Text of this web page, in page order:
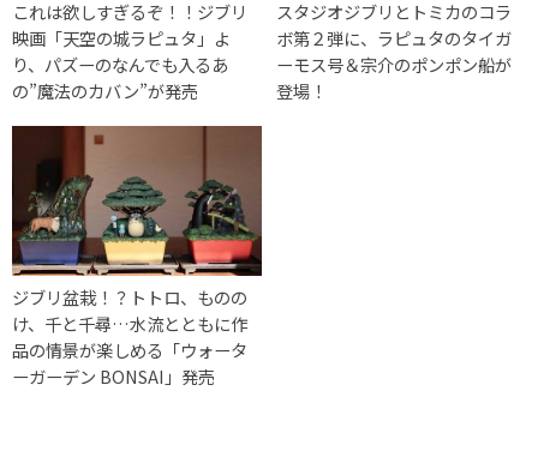
これは欲しすぎるぞ！！ジブリ
映画「天空の城ラピュタ」よ
り、パズーのなんでも入るあ
の”魔法のカバン”が発売
スタジオジブリとトミカのコラ
ボ第２弾に、ラピュタのタイガ
ーモス号＆宗介のポンポン船が
登場！
ジブリ盆栽！？トトロ、ものの
け、千と千尋…水流とともに作
品の情景が楽しめる「ウォータ
ーガーデン BONSAI」発売